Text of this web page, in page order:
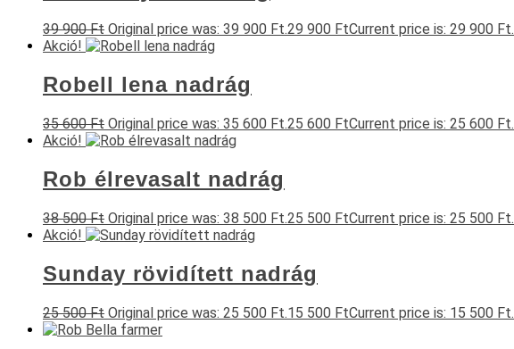
39 900Ft Original price was: 39 900 Ft.29 900 FtCurrent price is: 29 900 Ft.
Akció!
Robell lena nadrág
35 600Ft Original price was: 35 600 Ft.25 600 FtCurrent price is: 25 600 Ft.
Akció!
Rob élrevasalt nadrág
38 500Ft Original price was: 38 500 Ft.25 500 FtCurrent price is: 25 500 Ft.
Akció!
Sunday rövidített nadrág
25 500Ft Original price was: 25 500 Ft.15 500 FtCurrent price is: 15 500 Ft.